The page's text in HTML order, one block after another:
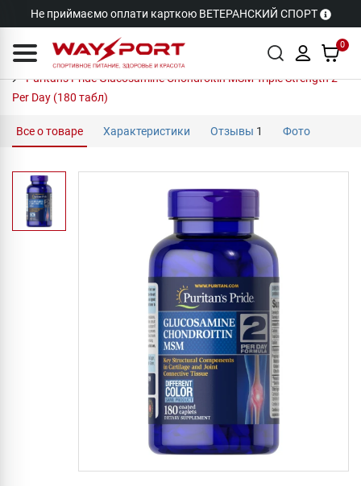
Не приймаємо оплати карткою ВЕТЕРАНСКИЙ СПОРТ
0
Puritan's Pride Glucosamine Chondroitin MSM Triple Strength 2
Per Day (180 табл)
Все о товаре Характеристики Отзывы 1 Фото